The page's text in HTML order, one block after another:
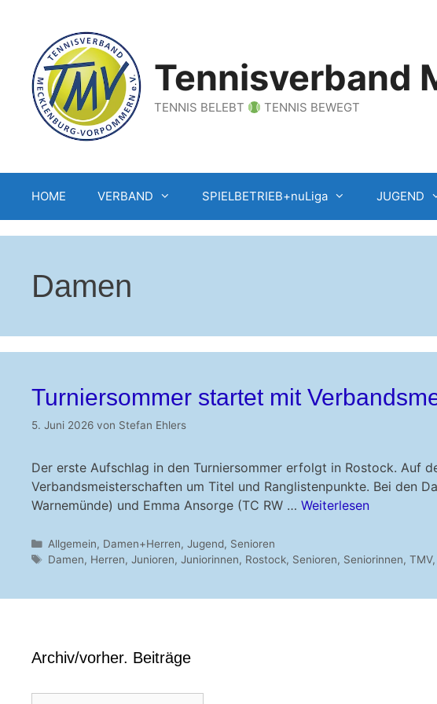
springen
Tennisverband
TENNIS BELEBT TENNIS BEWEGT
HOME VERBAND SPIELBETRIEB+nuLiga JUGEND
Damen
Turniersommer startet mit
5. Juni 2026 von Stefan Ehlers
Der erste Aufschlag in den Turniersommer erfolgt in Rostock. Auf
Verbandsmeisterschaften um Titel und Ranglistenpunkte. Bei den
Warnemünde) und Emma Ansorge (TC RW … Weiterlesen
Kategorien
Allgemein, Damen+Herren,Jugend, Senioren
Schlagwörter
Damen, Herren,Junioren,Juniorinnen, Rostock, Senioren, Seniorinnen,TMV
Archiv/vorher. Beiträge